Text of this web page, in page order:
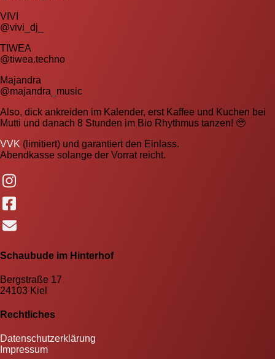
VIVI
@vivi_dj_
TIWEA
@tiwea.techno
Majandra
@majandra_music
Also, dick ankreiden im Kalender, erst Kaffee und Kuchen bei
Mutti und danach 8 Stunden im Bio Rhythmus tanzen! 🥹
VVK (limitiert) und garantiert den Einlass.
Abendkasse solange der Vorrat reicht.
Schaubude im Hinterhof
Bergstraße 17
24103 Kiel
Rechtliches
Datenschutzerklärung
Impressum